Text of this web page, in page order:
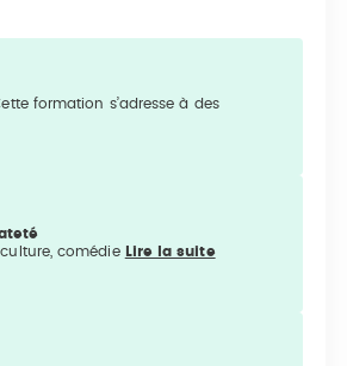
formation s’adresse à des
, culture, comédie Lire la suite